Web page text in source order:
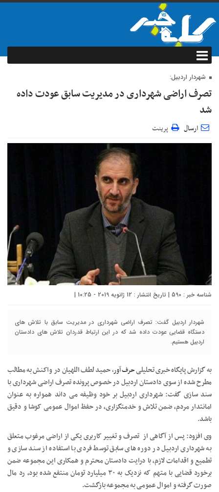
شهردار اردبیل:
تصرف اراضی شهرداری در مدیریت سابق عودت داده
شد
ارسال پرینت
شناسه خبر : 590 | تاریخ انتشار : 12 ژانویه 2019 - 10:25 |
شهردار اردبیل گفت: تصرف اراضی شهرداری در مدیریت سابق با تلاش های
دستگاه قضایی عودت داده شد که در این ارتباط قدردان تلاش های دادستان
اردبیل هستیم.
به گزارش پایگاه خبری تحلیلیحرف آور،حمید لطف اللهیان در واکنش به مطالب
مطرح شده از سوی دادستان اردبیل در خصوص پرونده تصرف اراضی شهرداری با
سند سازی گفت: شهرداری اردبیل بر خود وظیفه می داند همواره به عنوان
امانتدار مردم، ضمن تلاش و خدمتگزاری، در حفظ اموال عمومی کوشا و دقیق
باشد.
وی افزود: پس از آگاهی از تصرف و تغییر کاربری یکی از اراضی مرغوب متعلق
به شهرداری اردبیل در دوره های سابق توسط فردی با استفاده از سند سازی و
تطمیع و اقدامات لازم، با درایت دادستان محترم و همکاری این مجموعه ضمن
برخورد قضایی با متهم که نزدیک به ۳۰ میلیارد تومان منتفع شده بود، رد مال
صورت گرفته و اموال عمومی به مجموعه بازگشت.